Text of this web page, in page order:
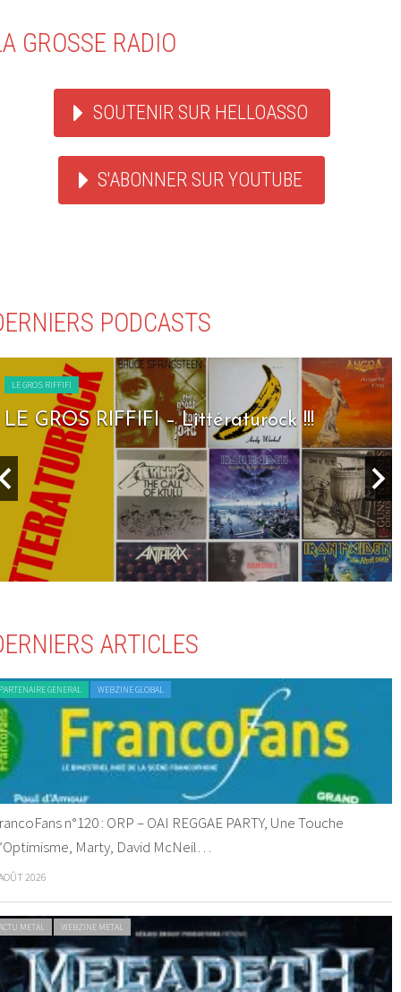
GROSSE RADIO
SOUTENIR SUR HELLOASSO
S'ABONNER SUR YOUTUBE
PODCASTS
LE GROS RIFFIFI
LE GROS RIFFIFI – Littératurock !!!
ARTICLES
GENERAL WEBZINE GLOBAL
n°120 : ORP – OAI REGGAE PARTY, Une Touche
Marty, David McNeil…
2026
METAL WEBZINE METAL